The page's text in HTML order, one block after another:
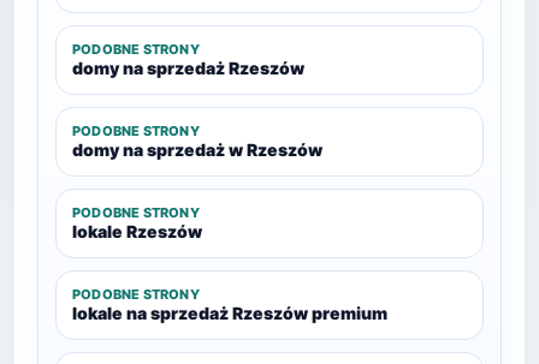
PODOBNE STRONY
domy na sprzedaż Rzeszów
PODOBNE STRONY
domy na sprzedaż w Rzeszów
PODOBNE STRONY
lokale Rzeszów
PODOBNE STRONY
lokale na sprzedaż Rzeszów premium